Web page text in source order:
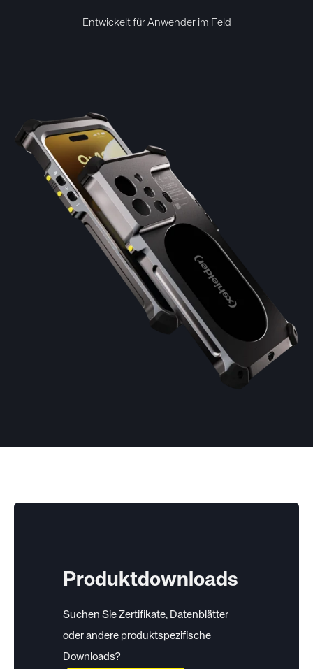
Entwickelt für Anwender im Feld
Produktdownloads
Suchen Sie Zertifikate, Datenblätter
oder andere produktspezifische
Downloads?